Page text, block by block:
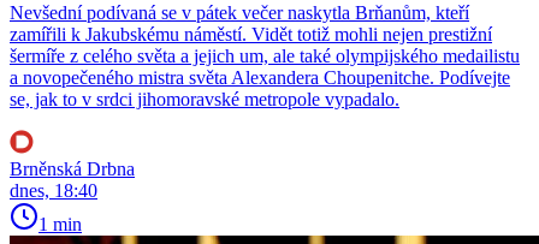
Nevšední podívaná se v pátek večer naskytla Brňanům, kteří
zamířili k Jakubskému náměstí. Vidět totiž mohli nejen prestižní
šermíře z celého světa a jejich um, ale také olympijského medailistu
a novopečeného mistra světa Alexandera Choupenitche. Podívejte
se, jak to v srdci jihomoravské metropole vypadalo.
Brněnská Drbna
dnes, 18:40
1 min